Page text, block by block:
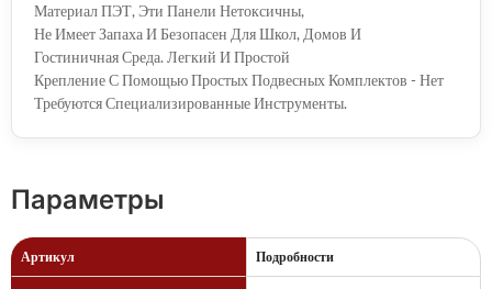
Материал ПЭТ, Эти Панели Нетоксичны,
Не Имеет Запаха И Безопасен Для Школ, Домов И
Гостиничная Среда. Легкий И Простой
Крепление С Помощью Простых Подвесных Комплектов - Нет
Требуются Специализированные Инструменты.
Параметры
Артикул Подробности